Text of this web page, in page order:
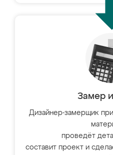
Замер
Дизайнер-замерщик
проведёт
составит проект и